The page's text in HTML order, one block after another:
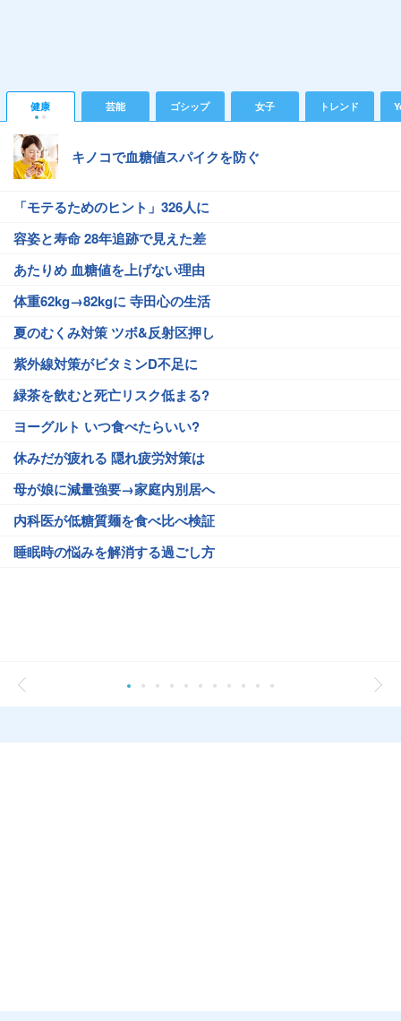
健康 芸能 ゴシップ 女子 トレンド
キノコで血糖値スパイクを防ぐ
「モテるためのヒント」326人に
容姿と寿命 28年追跡で見えた差
あたりめ 血糖値を上げない理由
体重62kg→82kgに 寺田心の生活
夏のむくみ対策 ツボ&反射区押し
紫外線対策がビタミンD不足に
緑茶を飲むと死亡リスク低まる?
ヨーグルト いつ食べたらいい?
休みだが疲れる 隠れ疲労対策は
母が娘に減量強要→家庭内別居へ
内科医が低糖質麺を食べ比べ検証
睡眠時の悩みを解消する過ごし方